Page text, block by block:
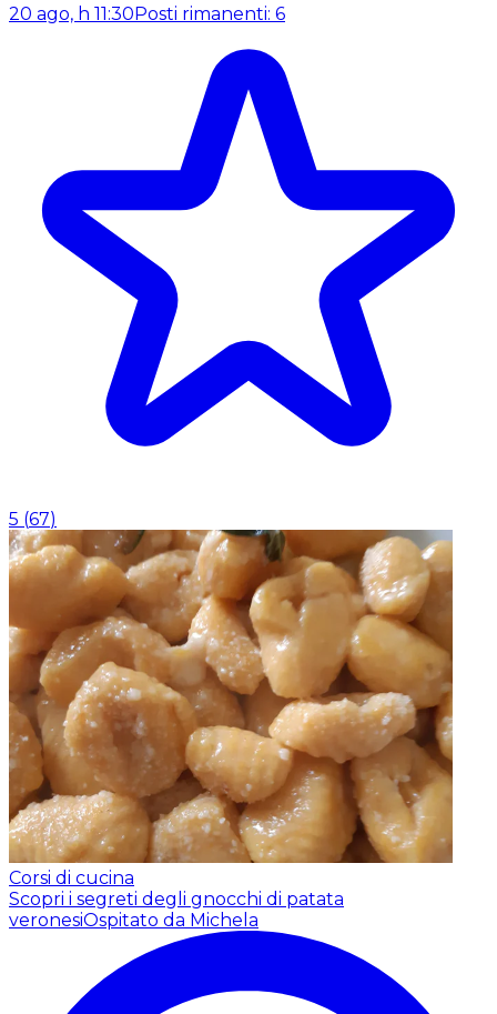
20 ago, h 11:30Posti rimanenti: 6
5 (67)
Corsi di cucina
Scopri i segreti degli gnocchi di patata
veronesiOspitato da Michela